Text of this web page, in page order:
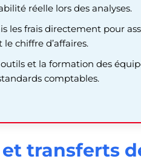
réelle lors des analyses.
les frais directement pour
chiffre d’affaires.
et la formation des
comptables.
transferts